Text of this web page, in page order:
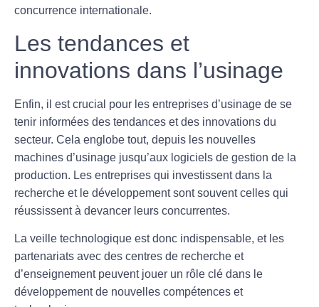
concurrence internationale.
Les tendances et
innovations dans l’usinage
Enfin, il est crucial pour les entreprises d’usinage de se
tenir informées des tendances et des innovations du
secteur. Cela englobe tout, depuis les nouvelles
machines d’usinage jusqu’aux logiciels de gestion de la
production. Les entreprises qui investissent dans la
recherche et le développement sont souvent celles qui
réussissent à devancer leurs concurrentes.
La veille technologique est donc indispensable, et les
partenariats avec des centres de recherche et
d’enseignement peuvent jouer un rôle clé dans le
développement de nouvelles compétences et